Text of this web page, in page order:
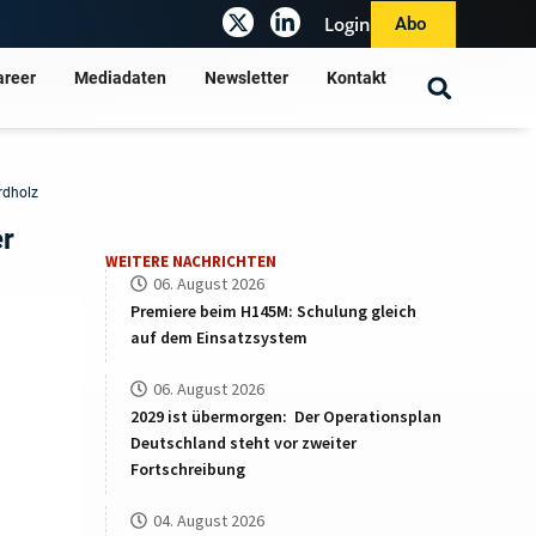
Login Abo
Mediadaten Newsletter Kontakt
WEITERE NACHRICHTEN
06. August 2026
Premiere beim H145M: Schulung gleich
auf dem Einsatzsystem
06. August 2026
2029 ist übermorgen: Der Operationsplan
Deutschland steht vor zweiter
Fortschreibung
04. August 2026